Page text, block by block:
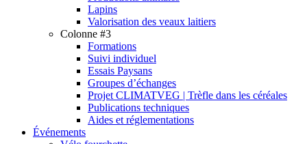
Lapins
Valorisation des veaux laitiers
Colonne #3
Formations
Suivi individuel
Essais Paysans
Groupes d’échanges
Projet CLIMATVEG | Trèfle dans les céréales
Publications techniques
Aides et réglementations
Événements